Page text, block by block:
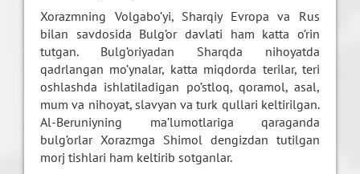
Xorazmning Volgabo’yi, Sharqiy Evropa va Rus
bilan savdosida Bulg’or davlati ham katta o’rin
tutgan. Bulg’oriyadan Sharqda nihoyatda
qadrlangan mo’ynalar, katta miqdorda terilar, teri
oshlashda ishlatiladigan po’stloq, qoramol, asal,
mum va nihoyat, slavyan va turk qullari keltirilgan.
Al-Beruniyning ma’lumotlariga qaraganda
bulg’orlar Xorazmga Shimol dengizdan tutilgan
morj tishlari ham keltirib sotganlar.